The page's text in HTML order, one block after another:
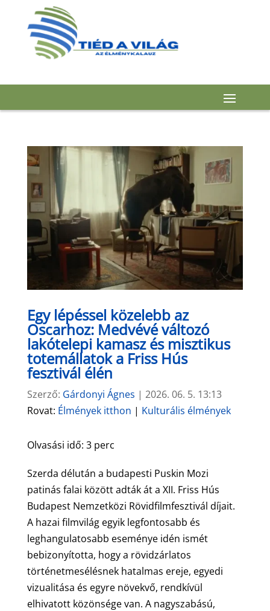
Egy lépéssel közelebb az
Oscarhoz: Medvévé változó
lakótelepi kamasz és misztikus
totemállatok a Friss Hús
fesztivál élén
Szerző: Gárdonyi Ágnes | 2026. 06. 5. 13:13
Rovat: Élmények itthon | Kulturális élmények
Olvasási idő: 3 perc
Szerda délután a budapesti Puskin Mozi
patinás falai között adták át a XII. Friss Hús
Budapest Nemzetközi Rövidfilmfesztivál díjait.
A hazai filmvilág egyik legfontosabb és
leghangulatosabb eseménye idén ismét
bebizonyította, hogy a rövidzárlatos
történetmesélésnek hatalmas ereje, egyedi
vizualitása és egyre növekvő, rendkívül
elhivatott közönsége van. A nagyszabású,